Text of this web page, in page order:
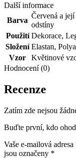
Další informace
Barva
Červená a
odstíny
Použití Dekorace,
Složení Elastan,
Vzor
Květinové
Hodnocení (0)
Recenze
Zatím zde nejsou
Buďte první, kdo
Vaše e-mailová
jsou označeny *